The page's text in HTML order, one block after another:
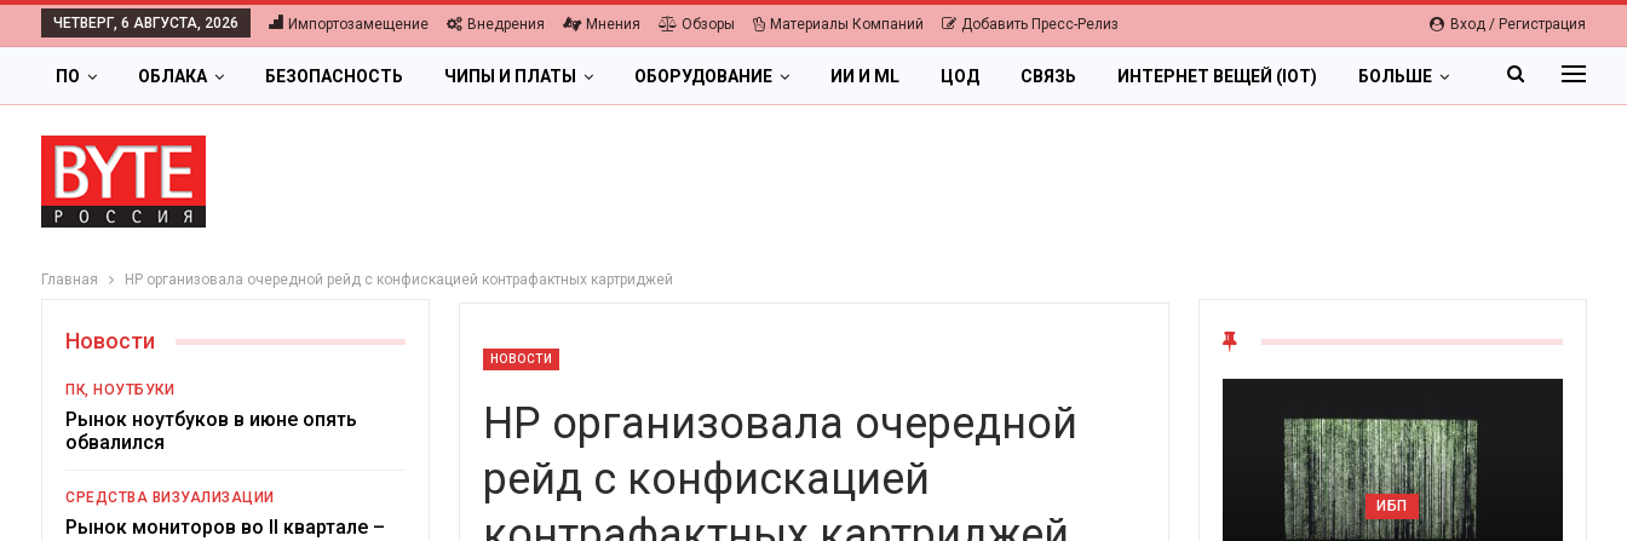
Вход / Регистрация
ЧЕТВЕРГ, 6 АВГУСТА, 2026 Импортозамещение Внедрения Мнения Обзоры Материалы Компаний Добавить Пресс-Релиз
ПО ОБЛАКА БЕЗОПАСНОСТЬ ЧИПЫ И ПЛАТЫ ОБОРУДОВАНИЕ ИИ И ML ЦОД СВЯЗЬ ИНТЕРНЕТ ВЕЩЕЙ (IOT) БОЛЬШЕ
Главная НР организовала очередной рейд с конфискацией контрафактных картриджей
НОВОСТИ
НР организовала очередной
рейд с конфискацией
Новости
ПК, НОУТБУКИ
Рынок ноутбуков в июне опять
обвалился
СРЕДСТВА ВИЗУАЛИЗАЦИИ
Рынок мониторов во II квартале –
Цифровая экономика 2026.
ПК, НОУТБУКИ
ОБЛАКА
Цифровая экономика 2026.